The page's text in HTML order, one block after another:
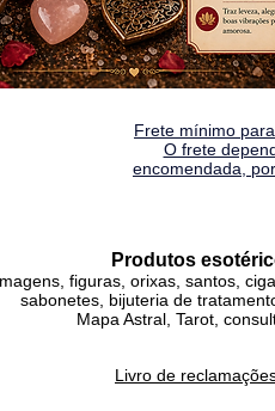
Frete mínimo
O frete
encomendada,
Produtos
figuras, orixas, santos,
sabonetes, bijuteria de
Mapa Astral, Tarot,
Livro de